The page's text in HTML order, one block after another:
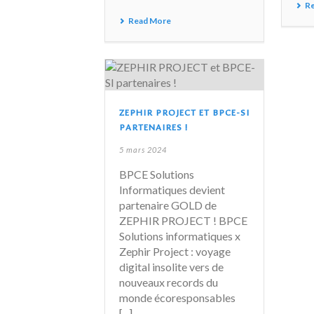
Read More
ZEPHIR PROJECT ET BPCE-SI
PARTENAIRES !
5 mars 2024
BPCE Solutions
Informatiques devient
partenaire GOLD de
ZEPHIR PROJECT ! BPCE
Solutions informatiques x
Zephir Project : voyage
digital insolite vers de
nouveaux records du
monde écoresponsables